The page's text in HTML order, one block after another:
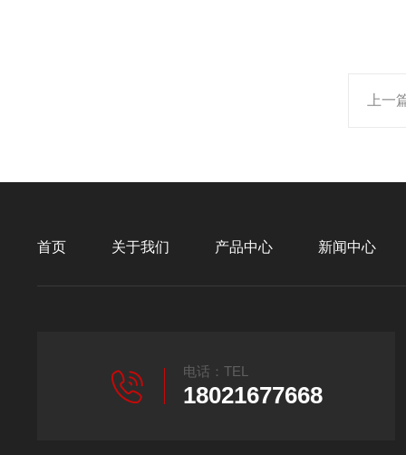
上一
首页 关于我们 产品中心 新闻中心
电话：TEL
18021677668